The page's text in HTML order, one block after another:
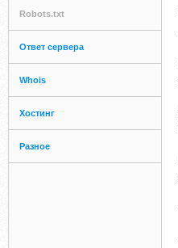
Robots.txt
Ответ сервера
Whois
Хостинг
Разное